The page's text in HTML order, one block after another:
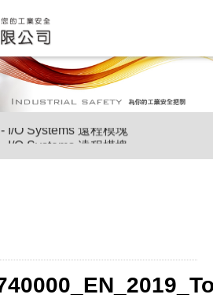
I/O Systems 遠程模塊
I/O Systems 遠程模塊
I/O Systems 遠程模塊